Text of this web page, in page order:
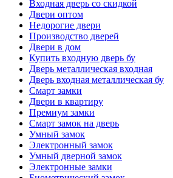
Входная дверь со скидкой
Двери оптом
Недорогие двери
Производство дверей
Двери в дом
Купить входную дверь бу
Дверь металлическая входная
Дверь входная металлическая бу
Смарт замки
Двери в квартиру
Премиум замки
Смарт замок на дверь
Умный замок
Электронный замок
Умный дверной замок
Электронные замки